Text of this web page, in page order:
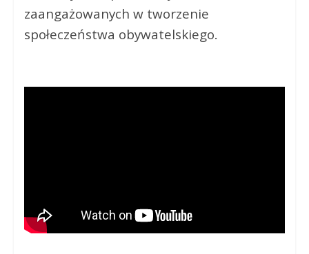
zaangażowanych w tworzenie
społeczeństwa obywatelskiego.